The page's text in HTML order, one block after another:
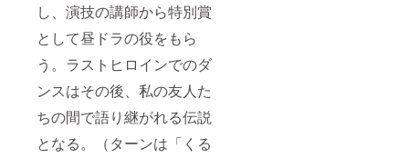
し、演技の講師から特別賞
として昼ドラの役をもら
う。ラストヒロインでのダ
ンスはその後、私の友人た
ちの間で語り継がれる伝説
となる。（ターンは「くる